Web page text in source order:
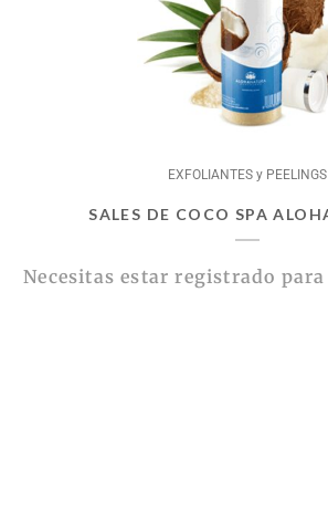
EXFOLIANTES y PEELINGS
SALES DE COCO SPA
Necesitas estar registrado